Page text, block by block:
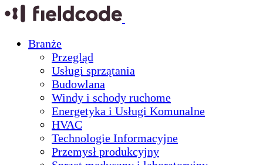
Branże
Przegląd
Usługi sprzątania
Budowlana
Windy i schody ruchome
Energetyka i Usługi Komunalne
HVAC
Technologie Informacyjne
Przemysł produkcyjny